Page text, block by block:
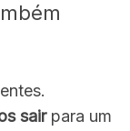
sairpara um